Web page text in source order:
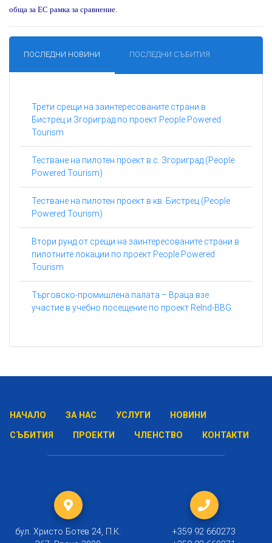
обща за ЕС рамка за сравнение.
ПОСЛЕДНИ НОВИНИ ПОСЛЕДНИ СЪБИТИЯ
Трети срещи на заинтересованите страни в
Бистрец и Згориград по проект People Powered
Tourism
Тестване на пилотен проект в с. Згориград (People
Powered Tourism)
Тестване на пилотен проект в кв. Бистрец (People
Powered Tourism)
Втори рунд от срещи на заинтересованите страни в
пилотните локации по проект People Powered
Tourism
Търговско-промишлена палата – Враца взе
участие в учебно посещение по проект ReInd-BBG
НАЧАЛО ЗА НАС УСЛУГИ
НОВИНИ
СЪБИТИЯ
ПРОЕКТИ ЧЛЕНСТВО КОНТАКТИ
бул. Христо Ботев 24, П.К.
+359 92 660273